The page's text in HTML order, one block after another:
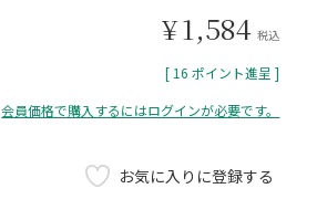
¥1,584 税込
[ 16 ポイント進呈 ]
会員価格で購入するにはログインが必要です。
お気に入りに登録する